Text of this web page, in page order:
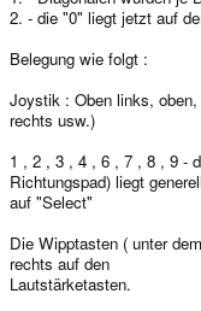
2. - die "0" liegt jetzt auf
Belegung wie folgt :
Joystik : Oben links,
rechts usw.)
1 , 2 , 3 , 4 , 6 , 7 , 8 , 9 -
Richtungspad) liegt generell
auf "Select"
Die Wipptasten ( unter
rechts auf den
Lautstärketasten.